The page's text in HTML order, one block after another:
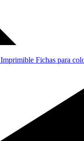
Imprimible Fichas para